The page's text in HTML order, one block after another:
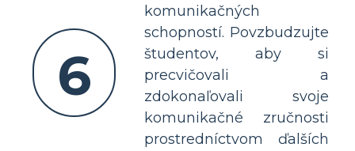
6
komunikačných
schopností. Povzbudzujte
študentov, aby si
precvičovali a
zdokonaľovali svoje
komunikačné zručnosti
prostredníctvom ďalších